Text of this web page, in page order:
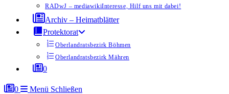
RADwJ – mediawikiInteresse, Hilf uns mit dabei!
Archiv – Heimatblätter
Protektorat
Oberlandratsbezirk Böhmen
Oberlandratsbezirk Mähren
0
0 Menü Schließen